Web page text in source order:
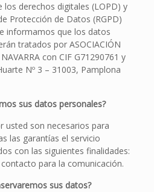
los derechos digitales (LOPD) y
Protección de Datos (RGPD)
informamos que los datos
tratados por ASOCIACIÓN
con CIF G71290761 y
Nº 3 – 31003, Pamplona
sus datos personales?
usted son necesarios para
las garantías el servicio
con las siguientes finalidades:
para la comunicación.
sus datos?